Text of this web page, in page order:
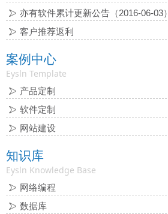
亦有软件累计更新公告（2016-06-03）
客户推荐返利
案例中心
Eysln Template
产品定制
软件定制
网站建设
知识库
Eysln Knowledge Base
网络编程
数据库